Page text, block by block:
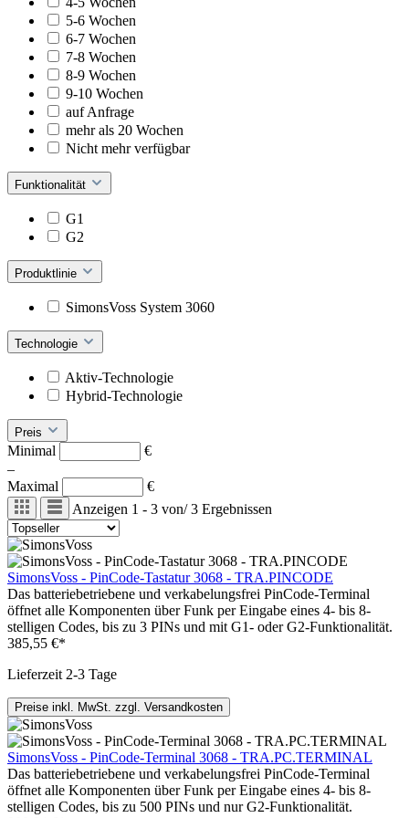
5-6 Wochen
6-7 Wochen
7-8 Wochen
8-9 Wochen
9-10 Wochen
auf Anfrage
mehr als 20 Wochen
Nicht mehr verfügbar
Funktionalität
G1
G2
Produktlinie
SimonsVoss System 3060
Technologie
Aktiv-Technologie
Hybrid-Technologie
Preis
Minimal
€
–
Maximal
€
Anzeigen 1 - 3 von/3 Ergebnissen
SimonsVoss - PinCode-Tastatur 3068 - TRA.PINCODE
Das batteriebetriebene und verkabelungsfrei PinCode-Terminal
öffnet alle Komponenten über Funk per Eingabe eines 4- bis 8-
stelligen Codes, bis zu 3 PINs und mit G1- oder G2-Funktionalität.
385,55 €*
Lieferzeit 2-3 Tage
Preise inkl. MwSt. zzgl. Versandkosten
SimonsVoss - PinCode-Terminal 3068 - TRA.PC.TERMINAL
Das batteriebetriebene und verkabelungsfrei PinCode-Terminal
öffnet alle Komponenten über Funk per Eingabe eines 4- bis 8-
stelligen Codes, bis zu 500 PINs und nur G2-Funktionalität.